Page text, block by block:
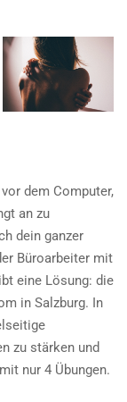
dem Computer,
an zu
dein ganzer
Büroarbeiter mit
eine Lösung: die
in Salzburg. In
zu stärken und
nur 4 Übungen.